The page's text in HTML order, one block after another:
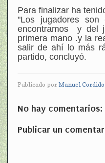
Para finalizar ha
"Los jugadores
encontramos y del
primera mano .y la
salir de ahí lo más
partido, concluyó.
Publicado por Manuel Cordido
No hay comentarios:
Publicar un